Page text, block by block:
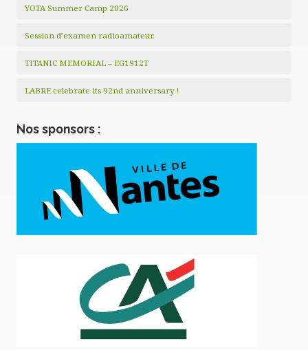
YOTA Summer Camp 2026
Session d’examen radioamateur.
TITANIC MEMORIAL – EG1912T
LABRE celebrate its 92nd anniversary !
Nos sponsors :